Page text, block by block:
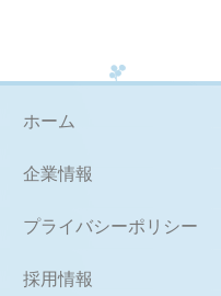
ホーム
企業情報
プライバシーポリシー
採用情報